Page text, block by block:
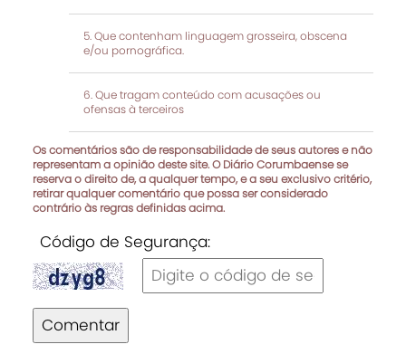
Que contenham linguagem grosseira, obscena
e/ou pornográfica.
Que tragam conteúdo com acusações ou
ofensas à terceiros
Os comentários são de responsabilidade de seus autores e não
representam a opinião deste site. O Diário Corumbaense se
reserva o direito de, a qualquer tempo, e a seu exclusivo critério,
retirar qualquer comentário que possa ser considerado
contrário às regras definidas acima.
Código de Segurança:
Comentar